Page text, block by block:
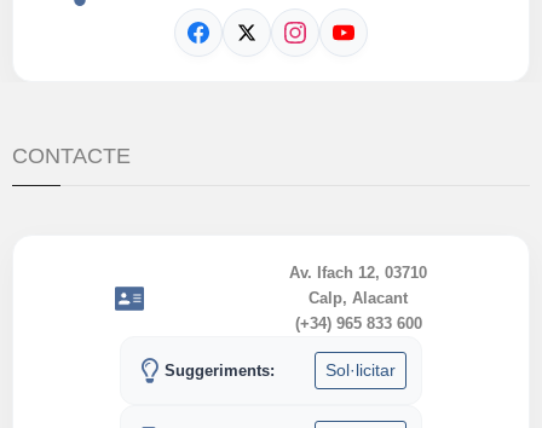
CONTACTE
Av. Ifach 12, 03710
Calp, Alacant
(+34) 965 833 600
Suggeriments: Sol·licitar